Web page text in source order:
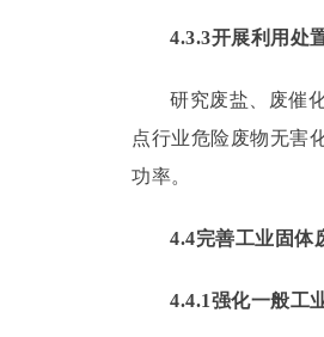
4.3.3开展利用处
研究废盐、废催
点行业危险废物无害
功率。
4.4完善工业固体
4.4.1强化一般工